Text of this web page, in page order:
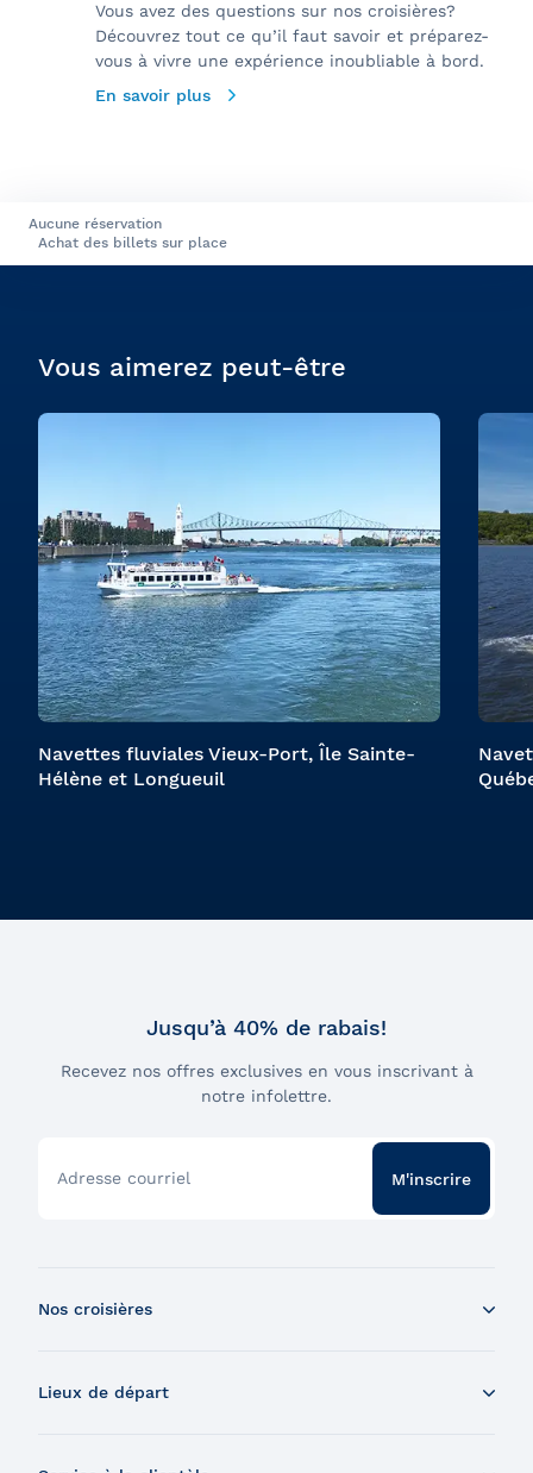
Vous avez des questions sur nos croisières?
Découvrez tout ce qu’il faut savoir et préparez-
vous à vivre une expérience inoubliable à bord.
En savoir plus
Aucune réservation
Achat des billets sur place
Vous aimerez peut-être
Navettes fluviales Vieux-Port, Île Sainte-
Hélène et Longueuil
Jusqu’à 40% de rabais!
Recevez nos offres exclusives en vous inscrivant à
notre infolettre.
Adresse courriel M'inscrire
Nos croisières
Croisière aux baleines en Zodiac
Lieux de départ